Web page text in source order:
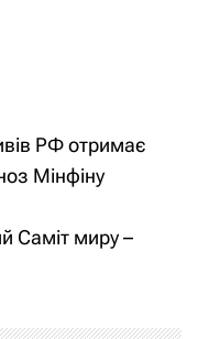
РФ отримає
Мінфіну
Саміт миру –